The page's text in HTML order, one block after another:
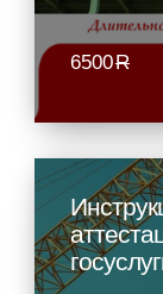
6500R